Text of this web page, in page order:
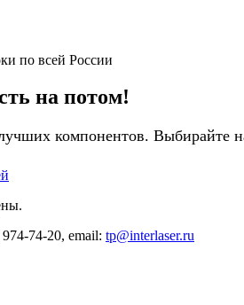
по всей России
на потом!
компонентов. Выбирайте
74-20, email: tp@interlaser.ru